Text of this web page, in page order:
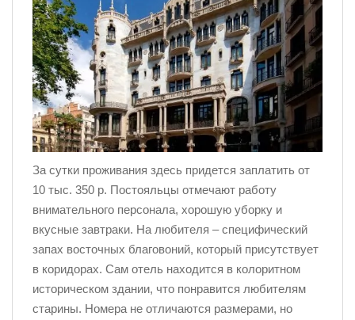
За сутки проживания здесь придется заплатить от
10 тыс. 350 р. Постояльцы отмечают работу
внимательного персонала, хорошую уборку и
вкусные завтраки. На любителя – специфический
запах восточных благовоний, который присутствует
в коридорах. Сам отель находится в колоритном
историческом здании, что понравится любителям
старины. Номера не отличаются размерами, но